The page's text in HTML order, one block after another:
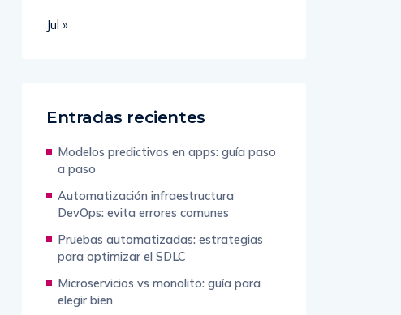
Jul »
Entradas recientes
Modelos predictivos en apps: guía paso
a paso
Automatización infraestructura
DevOps: evita errores comunes
Pruebas automatizadas: estrategias
para optimizar el SDLC
Microservicios vs monolito: guía para
elegir bien